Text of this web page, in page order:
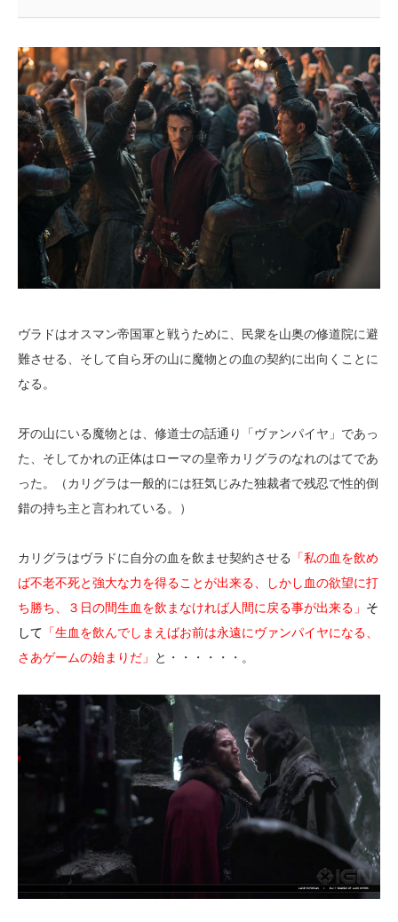
ヴラドはオスマン帝国軍と戦うために、民衆を山奥の修道院に避
難させる、そして自ら牙の山に魔物との血の契約に出向くことに
なる。
牙の山にいる魔物とは、修道士の話通り「ヴァンパイヤ」であっ
た、そしてかれの正体はローマの皇帝カリグラのなれのはてであ
った。（カリグラは一般的には狂気じみた独裁者で残忍で性的倒
錯の持ち主と言われている。）
カリグラはヴラドに自分の血を飲ませ契約させる
「私の血を飲め
ば不老不死と強大な力を得ることが出来る、しかし血の欲望に打
ち勝ち、３日の間生血を飲まなければ人間に戻る事が出来る」 そ
して 「生血を飲んでしまえばお前は永遠にヴァンパイヤになる、
さあゲームの始まりだ」
と・・・・・・。